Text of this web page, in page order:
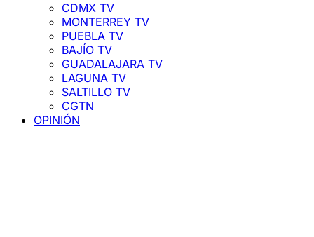
CDMX TV
MONTERREY TV
PUEBLA TV
BAJÍO TV
GUADALAJARA TV
LAGUNA TV
SALTILLO TV
CGTN
OPINIÓN